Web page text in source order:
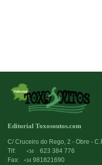
Editorial Toxosoutos.com
C/ Cruceiro do Rego, 2 - Obre -
Tlf:
+34
623 384 776
Fax:
+34 981821690